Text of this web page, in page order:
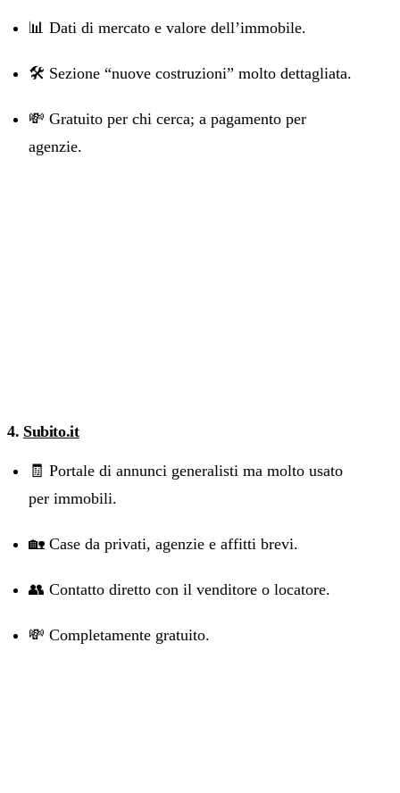
📊 Dati di mercato e valore dell’immobile.
🛠️ Sezione “nuove costruzioni” molto dettagliata.
💸 Gratuito per chi cerca; a pagamento per
agenzie.
4. Subito.it
🧾 Portale di annunci generalisti ma molto usato
per immobili.
🏡 Case da privati, agenzie e affitti brevi.
👥 Contatto diretto con il venditore o locatore.
💸 Completamente gratuito.